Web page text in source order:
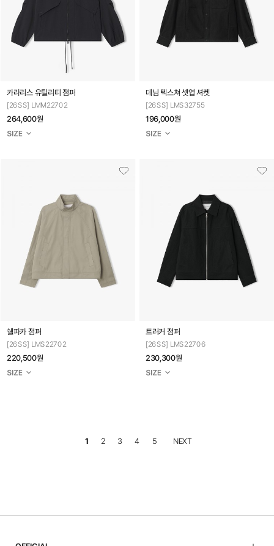
카라리스 유틸리티 점퍼
[26SS] LMM22702
264,600원
데님 텍스쳐 셋업 셔켓
[26SS] LMS32755
196,000원
쉘파카 점퍼
[26SS] LMS22702
220,500원
트러커 점퍼
[26SS] LMS22706
230,300원
1 2 3 4 5 NEXT